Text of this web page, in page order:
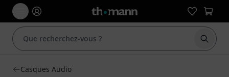
Casques Audio